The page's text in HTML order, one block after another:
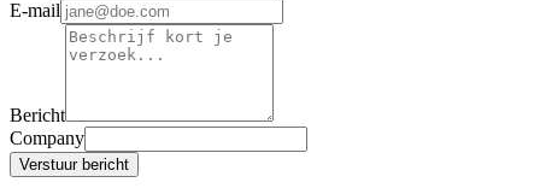
E-mail
Bericht
Company
Verstuur bericht